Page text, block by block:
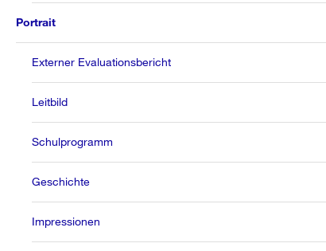
Portrait
Externer Evaluationsbericht
Leitbild
Schulprogramm
Geschichte
Impressionen